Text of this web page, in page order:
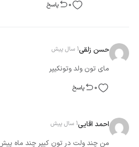
0 پاسخ
حسن زلقی1 سال پیش
مای تون ولد وتونکیپر
0 پاسخ
احمد اقایی1 سال پیش
من چند ولت در تون کیپر چند ماه